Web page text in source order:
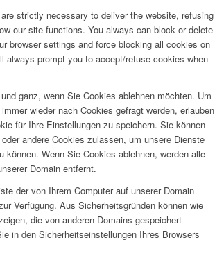
strictly necessary to deliver the website, refusing
our site functions. You always can block or delete
browser settings and force blocking all cookies on
always prompt you to accept/refuse cookies when
ganz, wenn Sie Cookies ablehnen möchten. Um
wieder nach Cookies gefragt werden, erlauben
für Ihre Einstellungen zu speichern. Sie können
andere Cookies zulassen, um unsere Dienste
können. Wenn Sie Cookies ablehnen, werden alle
Domain entfernt.
der von Ihrem Computer auf unserer Domain
Verfügung. Aus Sicherheitsgründen können wie
die von anderen Domains gespeichert
in den Sicherheitseinstellungen Ihres Browsers